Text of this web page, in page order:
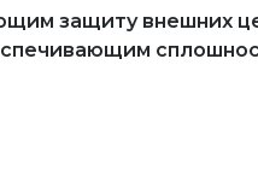
защиту внешних